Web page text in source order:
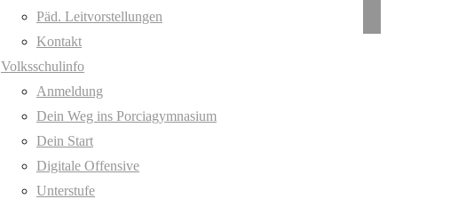
Päd. Leitvorstellungen
Kontakt
Volksschulinfo
Anmeldung
Dein Weg ins Porciagymnasium
Dein Start
Digitale Offensive
Unterstufe